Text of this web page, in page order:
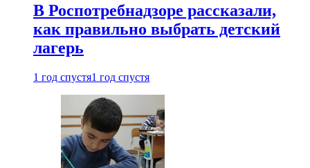
В Роспотребнадзоре рассказали,
как правильно выбрать детский
лагерь
1 год спустя1 год спустя